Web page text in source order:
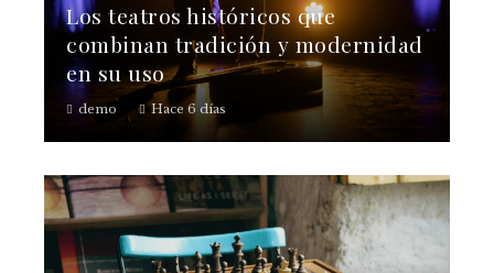
Los teatros históricos que
combinan tradición y modernidad
en su uso
demo Hace 6 días